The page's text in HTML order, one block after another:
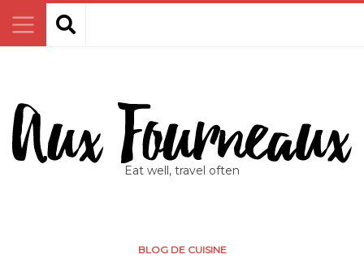
Eat well, travel often
BLOG DE CUISINE